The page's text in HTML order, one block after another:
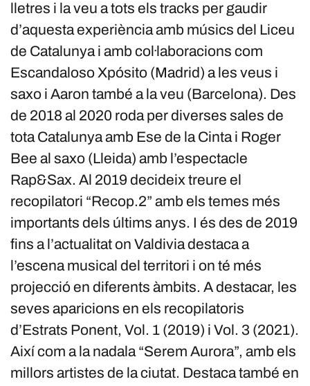
lletres i la veu a tots els tracks per gaudir
d’aquesta experiència amb músics del Liceu
de Catalunya i amb col·laboracions com
Escandaloso Xpósito (Madrid) a les veus i
saxo i Aaron també a la veu (Barcelona). Des
de 2018 al 2020 roda per diverses sales de
tota Catalunya amb Ese de la Cinta i Roger
Bee al saxo (Lleida) amb l’espectacle
Rap&Sax. Al 2019 decideix treure el
recopilatori “Recop.2” amb els temes més
importants dels últims anys. I és des de 2019
fins a l’actualitat on Valdivia destaca a
l’escena musical del territori i on té més
projecció en diferents àmbits. A destacar, les
seves aparicions en els recopilatoris
d’Estrats Ponent, Vol. 1 (2019) i Vol. 3 (2021).
Així com a la nadala “Serem Aurora”, amb els
millors artistes de la ciutat. Destaca també en